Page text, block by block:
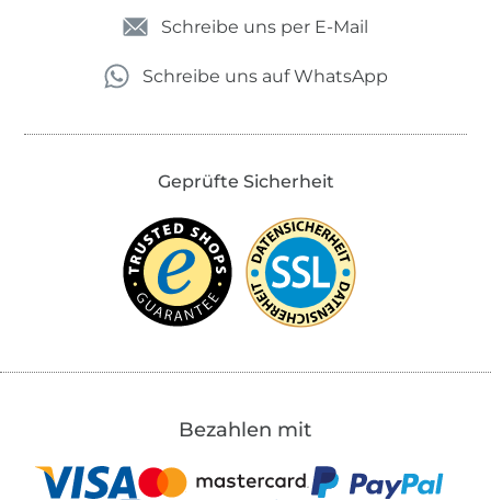
Schreibe uns per E-Mail
Schreibe uns auf WhatsApp
Geprüfte Sicherheit
Bezahlen mit